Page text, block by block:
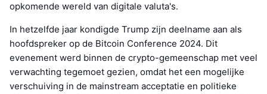
opkomende wereld van digitale valuta's.
In hetzelfde jaar kondigde Trump zijn deelname aan als
hoofdspreker op de Bitcoin Conference 2024. Dit
evenement werd binnen de crypto-gemeenschap met veel
verwachting tegemoet gezien, omdat het een mogelijke
verschuiving in de mainstream acceptatie en politieke